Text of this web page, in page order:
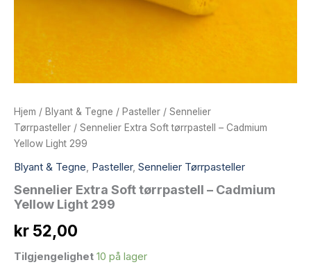
Hjem / Blyant & Tegne / Pasteller / Sennelier
Tørrpasteller / Sennelier Extra Soft tørrpastell – Cadmium
Yellow Light 299
Blyant & Tegne, Pasteller, Sennelier Tørrpasteller
Sennelier Extra Soft tørrpastell – Cadmium
Yellow Light 299
kr 52,00
Tilgjengelighet 10 på lager